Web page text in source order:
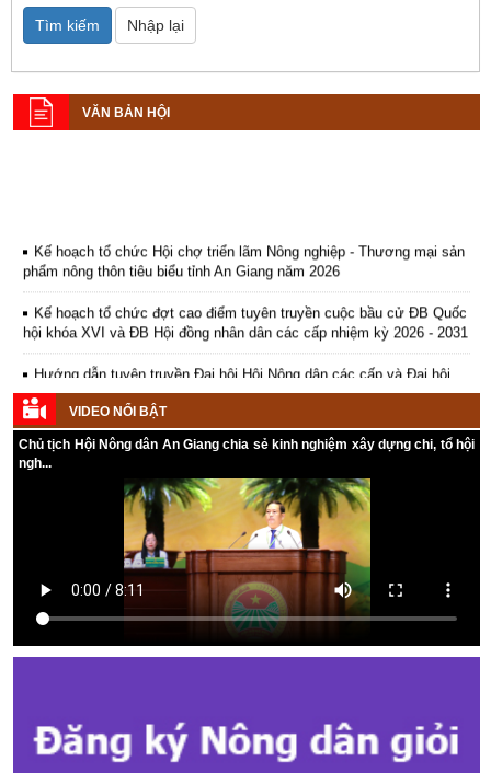
Tìm kiếm Nhập lại
VĂN BẢN HỘI
Kế hoạch tổ chức Hội chợ triển lãm Nông nghiệp - Thương mại sản
phẩm nông thôn tiêu biểu tỉnh An Giang năm 2026
Kế hoạch tổ chức đợt cao điểm tuyên truyền cuộc bầu cử ĐB Quốc
hội khóa XVI và ĐB Hội đồng nhân dân các cấp nhiệm kỳ 2026 - 2031
Hướng dẫn tuyên truyền Đại hội Hội Nông dân các cấp và Đại hội
đại biểu toàn quốc Hội Nông dân Việt Nam lần thứ IX, nhiệm kỳ 2026
- 2031
Hướng dẫn tuyên truyền cuộc bầu cử ĐB Quốc hội khóa XVI và ĐB
Hội đồng nhân dân các cấp nhiệm kỳ 2026 - 2031
Kế hoạch Tổ chức Đại hội Hội Nông dân cấp tỉnh, cấp xã nhiệm kỳ
VIDEO NỔI BẬT
Chủ tịch Hội Nông dân An Giang chia sẻ kinh nghiệm xây dựng chi, tổ hội
ngh...